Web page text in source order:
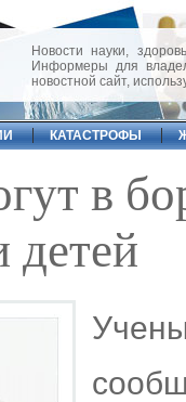
Новости науки,
Информеры для
новостной сайт,
КАТАСТРОФЫ
в
детей